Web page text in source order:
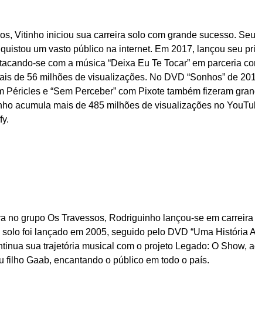
Vitinho iniciou sua carreira solo com grande sucesso. Seu
um vasto público na internet. Em 2017, lançou seu
se com a música “Deixa Eu Te Tocar” em parceria
de 56 milhões de visualizações. No DVD “Sonhos” de
Péricles e “Sem Perceber” com Pixote também fizeram
acumula mais de 485 milhões de visualizações no
no grupo Os Travessos, Rodriguinho lançou-se em
foi lançado em 2005, seguido pelo DVD “Uma História
sua trajetória musical com o projeto Legado: O Show,
filho Gaab, encantando o público em todo o país.